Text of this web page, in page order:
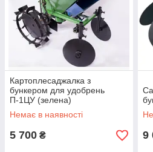
Картоплесаджалка з
бункером для удобрень
П-1ЦУ (зелена)
Немає в наявності
5 700 ₴ 9